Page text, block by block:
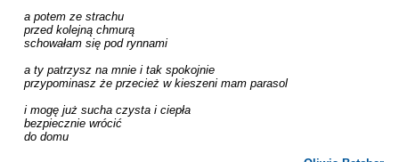
a potem ze strachu
przed kolejną chmurą
schowałam się pod rynnami
a ty patrzysz na mnie i tak spokojnie
przypominasz że przecież w kieszeni mam parasol
i mogę już sucha czysta i ciepła
bezpiecznie wrócić
do domu